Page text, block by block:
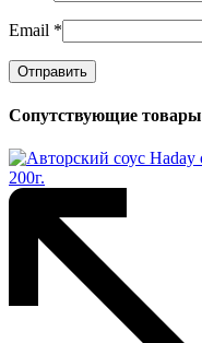
Email *
Сопутствующие товары